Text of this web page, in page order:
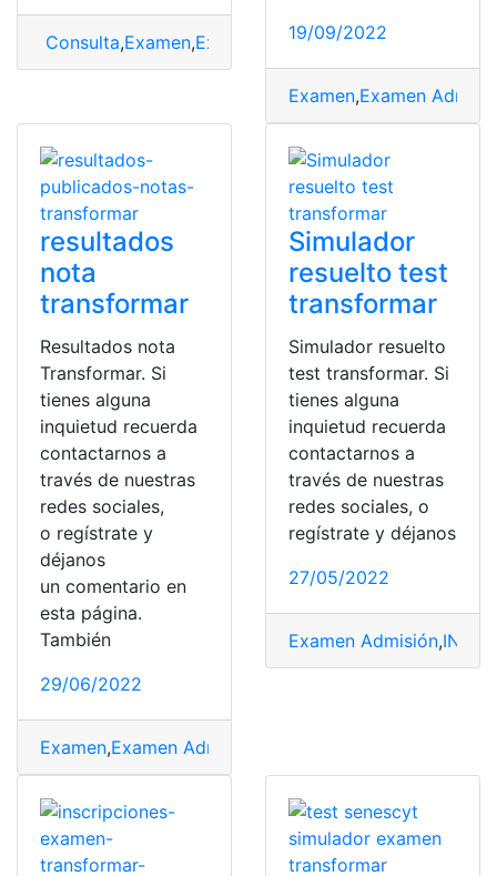
Consulta,Examen,Examen Admisión,nota
19/09/2022
Examen,Examen
resultados
nota
transformar
Resultados nota
Transformar. Si
tienes alguna
inquietud recuerda
contactarnos a
través de nuestras
redes sociales,
o regístrate y
déjanos
un comentario en
esta página.
También
29/06/2022
Examen,Examen Admisión
Simulador
resuelto test
transformar
Simulador resuelto
test transformar. Si
tienes alguna
inquietud recuerda
contactarnos a
través de nuestras
redes sociales, o
regístrate y déjanos
27/05/2022
Examen Admisión,